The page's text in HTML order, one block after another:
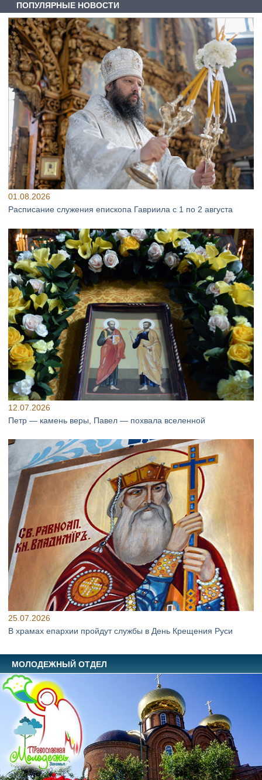
ПОПУЛЯРНЫЕ НОВОСТИ
01.08.2026
Расписание служения епископа Гавриила с 1 по 2 августа
12.07.2026
Петр — камень веры, Павел — похвала вселенной
25.07.2026
В храмах епархии пройдут службы в День Крещения Руси
МОЛОДЕЖНЫЙ ОТДЕЛ